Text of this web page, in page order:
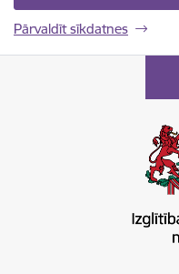
Pārvaldīt sīkdatnes